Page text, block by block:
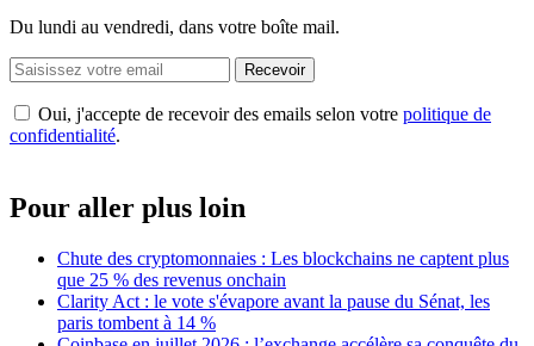
Du lundi au vendredi, dans votre boîte mail.
Recevoir
Oui, j'accepte de recevoir des emails selon votre politique de
confidentialité.
Pour aller plus loin
Chute des cryptomonnaies : Les blockchains ne captent plus
que 25 % des revenus onchain
Clarity Act : le vote s'évapore avant la pause du Sénat, les
paris tombent à 14 %